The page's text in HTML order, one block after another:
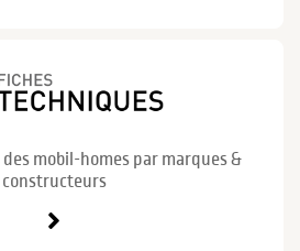
mobil-homes par marques &
constructeurs